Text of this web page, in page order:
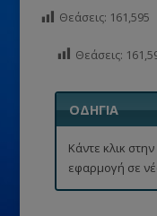
Θεάσεις: 161,595
Θεάσεις:
ΟΔΗΓΙΑ
Κάντε κλικ στην
εφαρμογή σε